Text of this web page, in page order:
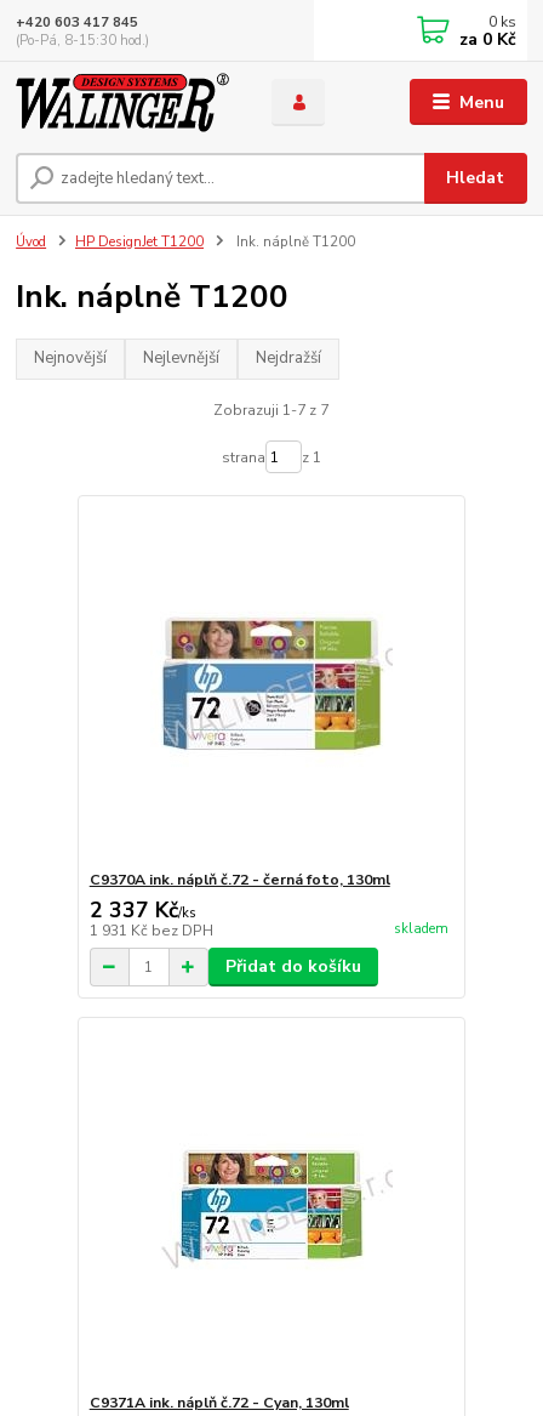
Menu
Hledat
+420 603 417 845
(Po-Pá, 8-15:30 hod.)
0 ks
za 0 Kč
Úvod HP DesignJet T1200 Ink. náplně T1200
Ink. náplně T1200
Nejnovější Nejlevnější Nejdražší
Zobrazuji 1-7 z 7
strana z 1
C9370A ink. náplň č.72 - černá foto, 130ml
2 337 Kč/ks
1 931 Kč bez DPH skladem
Přidat do košíku
C9371A ink. náplň č.72 - Cyan, 130ml